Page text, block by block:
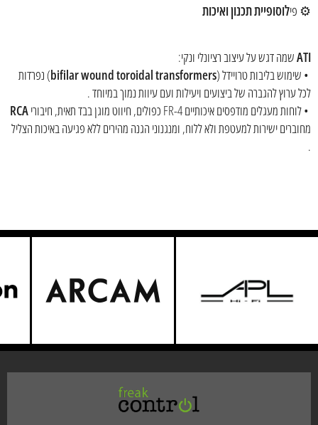
⚙️ פילוסופיית תכנון ואיכות
ATIשמה דגש על עיצוב רציונלי ונקי:
• שימוש בליבות טרויידל (bifilar wound toroidal transformers) נפרדות
לכל ערוץ להגברה של ביצועים ויעילות ועם עיוות נמוך במיוחד .
• לוחות מעגלים מודפסים איכותיים FR-4 כפולים, חיווט מוגן בבד תאית, חיבורי
RCA
מחוברים ישירות למעטפת ולא ללוח, ומנגנוני הגנה מהירים ללא פגיעה באיכות הצליל
.